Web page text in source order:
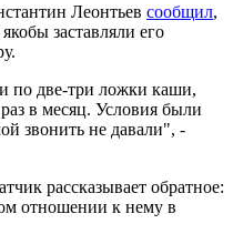
Леонтьев сообщил,
заставляли его
по две-три ложки каши,
в месяц. Условия были
звонить не давали", -
рассказывает обратное:
отношении к нему в